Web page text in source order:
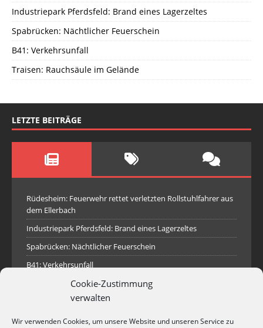
Cookie-Zustimmung
verwalten
Wir verwenden Cookies, um unsere Website und unseren Service zu
Industriepark Pferdsfeld: Brand eines Lagerzeltes
Spabrücken: Nächtlicher Feuerschein
B41: Verkehrsunfall
Traisen: Rauchsäule im Gelände
LETZTE BEITRÄGE
Rüdesheim: Feuerwehr rettet verletzten Rollstuhlfahrer aus
dem Ellerbach
Industriepark Pferdsfeld: Brand eines Lagerzeltes
Spabrücken: Nächtlicher Feuerschein
B41: Verkehrsunfall
Traisen: Rauchsäule im Gelände
Hilfeleistungseinsatz Rotenfels
Empfang des neuen Tanklöschfahrzeugs für die